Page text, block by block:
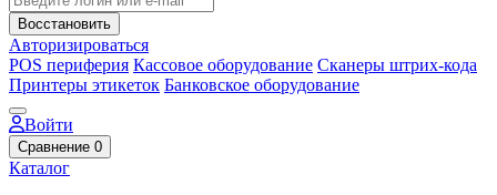
Восстановить
Авторизироваться
POS периферия Кассовое оборудование Сканеры штрих-кода
Принтеры этикеток Банковское оборудование
Войти
Сравнение 0
Каталог